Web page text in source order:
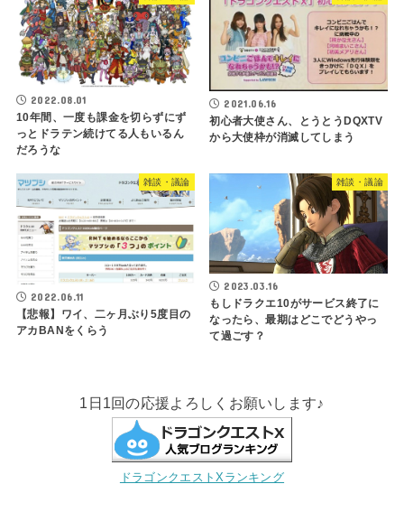
2022.08.01
10年間、一度も課金を切らずにず
っとドラテン続けてる人もいるん
だろうな
2021.06.16
初心者大使さん、とうとうDQXTV
から大使枠が消滅してしまう
雑談・議論
2022.06.11
【悲報】ワイ、二ヶ月ぶり5度目の
アカBANをくらう
雑談・議論
2023.03.16
もしドラクエ10がサービス終了に
なったら、最期はどこでどうやっ
て過ごす？
1日1回の応援よろしくお願いします♪
ドラゴンクエストXランキング